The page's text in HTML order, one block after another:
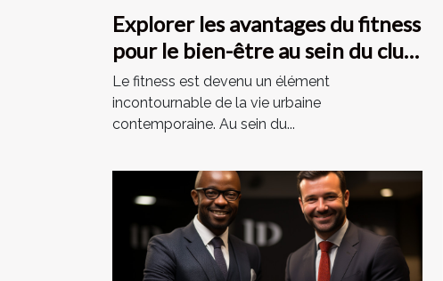
Explorer les avantages du fitness
pour le bien-être au sein du club
de sport parisien
Le fitness est devenu un élément
incontournable de la vie urbaine
contemporaine. Au sein du...